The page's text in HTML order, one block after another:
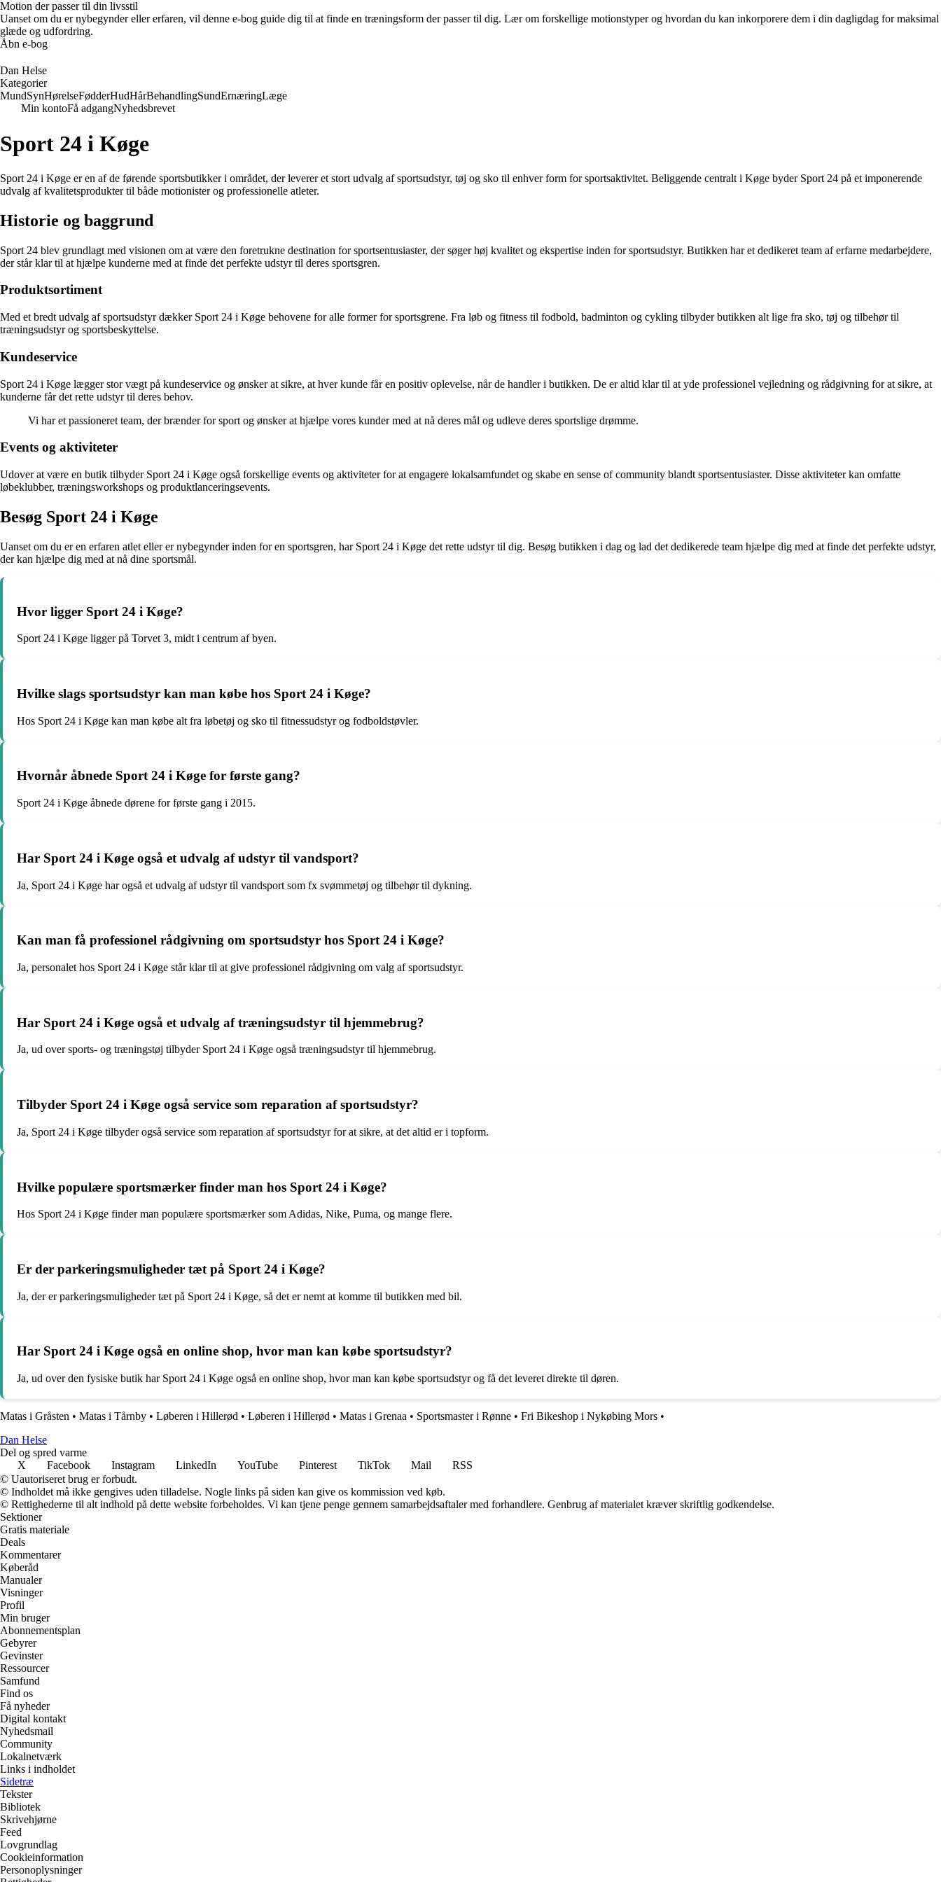
Motion der passer til din livsstil
Uanset om du er nybegynder eller erfaren, vil denne e-bog guide dig til at finde en træningsform der passer til dig. Lær om forskellige motionstyper og hvordan du kan inkorporere dem i din dagligdag for maksimal
glæde og udfordring.
Åbn e-bog
Dan Helse
Kategorier
MundSynHørelseFødderHudHårBehandlingSundErnæringLæge
Min kontoFå adgangNyhedsbrevet
Sport 24 i Køge
Sport 24 i Køge er en af de førende sportsbutikker i området, der leverer et stort udvalg af sportsudstyr, tøj og sko til enhver form for sportsaktivitet. Beliggende centralt i Køge byder Sport 24 på et imponerende
udvalg af kvalitetsprodukter til både motionister og professionelle atleter.
Historie og baggrund
Sport 24 blev grundlagt med visionen om at være den foretrukne destination for sportsentusiaster, der søger høj kvalitet og ekspertise inden for sportsudstyr. Butikken har et dedikeret team af erfarne medarbejdere,
der står klar til at hjælpe kunderne med at finde det perfekte udstyr til deres sportsgren.
Produktsortiment
Med et bredt udvalg af sportsudstyr dækker Sport 24 i Køge behovene for alle former for sportsgrene. Fra løb og fitness til fodbold, badminton og cykling tilbyder butikken alt lige fra sko, tøj og tilbehør til
træningsudstyr og sportsbeskyttelse.
Kundeservice
Sport 24 i Køge lægger stor vægt på kundeservice og ønsker at sikre, at hver kunde får en positiv oplevelse, når de handler i butikken. De er altid klar til at yde professionel vejledning og rådgivning for at sikre, at
kunderne får det rette udstyr til deres behov.
Vi har et passioneret team, der brænder for sport og ønsker at hjælpe vores kunder med at nå deres mål og udleve deres sportslige drømme.
Events og aktiviteter
Udover at være en butik tilbyder Sport 24 i Køge også forskellige events og aktiviteter for at engagere lokalsamfundet og skabe en sense of community blandt sportsentusiaster. Disse aktiviteter kan omfatte
løbeklubber, træningsworkshops og produktlanceringsevents.
Besøg Sport 24 i Køge
Uanset om du er en erfaren atlet eller er nybegynder inden for en sportsgren, har Sport 24 i Køge det rette udstyr til dig. Besøg butikken i dag og lad det dedikerede team hjælpe dig med at finde det perfekte udstyr,
der kan hjælpe dig med at nå dine sportsmål.
Hvor ligger Sport 24 i Køge?
Sport 24 i Køge ligger på Torvet 3, midt i centrum af byen.
Hvilke slags sportsudstyr kan man købe hos Sport 24 i Køge?
Hos Sport 24 i Køge kan man købe alt fra løbetøj og sko til fitnessudstyr og fodboldstøvler.
Hvornår åbnede Sport 24 i Køge for første gang?
Sport 24 i Køge åbnede dørene for første gang i 2015.
Har Sport 24 i Køge også et udvalg af udstyr til vandsport?
Ja, Sport 24 i Køge har også et udvalg af udstyr til vandsport som fx svømmetøj og tilbehør til dykning.
Kan man få professionel rådgivning om sportsudstyr hos Sport 24 i Køge?
Ja, personalet hos Sport 24 i Køge står klar til at give professionel rådgivning om valg af sportsudstyr.
Har Sport 24 i Køge også et udvalg af træningsudstyr til hjemmebrug?
Ja, ud over sports- og træningstøj tilbyder Sport 24 i Køge også træningsudstyr til hjemmebrug.
Tilbyder Sport 24 i Køge også service som reparation af sportsudstyr?
Ja, Sport 24 i Køge tilbyder også service som reparation af sportsudstyr for at sikre, at det altid er i topform.
Hvilke populære sportsmærker finder man hos Sport 24 i Køge?
Hos Sport 24 i Køge finder man populære sportsmærker som Adidas, Nike, Puma, og mange flere.
Er der parkeringsmuligheder tæt på Sport 24 i Køge?
Ja, der er parkeringsmuligheder tæt på Sport 24 i Køge, så det er nemt at komme til butikken med bil.
Har Sport 24 i Køge også en online shop, hvor man kan købe sportsudstyr?
Ja, ud over den fysiske butik har Sport 24 i Køge også en online shop, hvor man kan købe sportsudstyr og få det leveret direkte til døren.
Matas i Gråsten • Matas i Tårnby • Løberen i Hillerød • Løberen i Hillerød • Matas i Grenaa • Sportsmaster i Rønne • Fri Bikeshop i Nykøbing Mors •
Dan Helse
Del og spred varme
X
Facebook Instagram LinkedIn YouTube Pinterest TikTok Mail
RSS
© Uautoriseret brug er forbudt.
© Indholdet må ikke gengives uden tilladelse. Nogle links på siden kan give os kommission ved køb.
© Rettighederne til alt indhold på dette website forbeholdes. Vi kan tjene penge gennem samarbejdsaftaler med forhandlere. Genbrug af materialet kræver skriftlig godkendelse.
Sektioner
Gratis materiale
Deals
Kommentarer
Køberåd
Manualer
Visninger
Profil
Min bruger
Abonnementsplan
Gebyrer
Gevinster
Ressourcer
Samfund
Find os
Få nyheder
Digital kontakt
Nyhedsmail
Community
Lokalnetværk
Links i indholdet
Sidetræ
Tekster
Bibliotek
Skrivehjørne
Feed
Lovgrundlag
Cookieinformation
Personoplysninger